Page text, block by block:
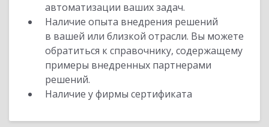
автоматизации ваших задач.
Наличие опыта внедрения решений
в вашей или близкой отрасли. Вы можете
обратиться к справочнику, содержащему
примеры внедренных партнерами
решений.
Наличие у фирмы сертификата